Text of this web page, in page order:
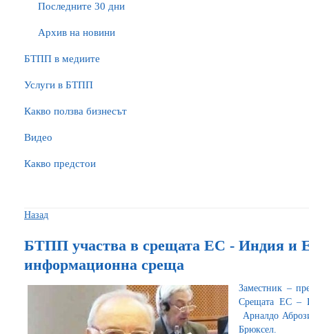
Последните 30 дни
Архив на новини
БTПП в медиите
Услуги в БТПП
Какво ползва бизнесът
Видео
Какво предстои
Назад
БТПП участва в срещата ЕС - Индия и
информационна среща
Заместник –
Срещата ЕС –
Арналдо
Брюксел.